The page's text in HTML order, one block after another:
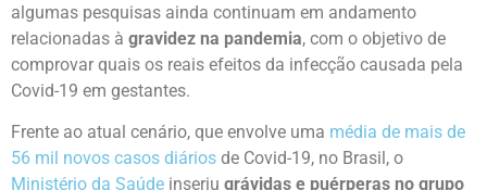
algumas pesquisas ainda continuam em andamento
relacionadas à gravidez na pandemia, com o objetivo de
comprovar quais os reais efeitos da infecção causada pela
Covid-19 em gestantes.
Frente ao atual cenário, que envolve uma média de mais de
56 mil novos casos diários de Covid-19, no Brasil, o
Ministério da Saúde inseriu grávidas e puérperas no grupo